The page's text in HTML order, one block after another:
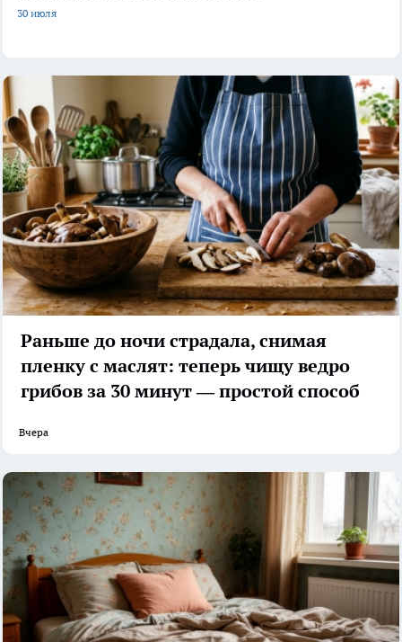
30 июля
Раньше до ночи страдала, снимая
пленку с маслят: теперь чищу ведро
грибов за 30 минут — простой способ
Вчера